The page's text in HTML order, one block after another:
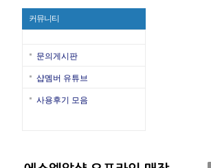
커뮤니티
문의게시판
샵멤버 유튜브
사용후기 모음